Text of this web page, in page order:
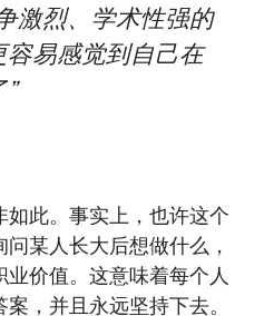
激烈、学术性强的
易感觉到自己在
此。事实上，也许这个
某人长大后想做什么，
价值。这意味着每个人
，并且永远坚持下去。